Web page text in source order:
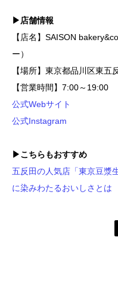
▶店舗情報
【店名】SAISON
ー）
【場所】東京都品川区東
【営業時間】7:00～19:00
公式Webサイト
公式Instagram
▶こちらもおすすめ
五反田の人気店「東京豆漿
に染みわたるおいしさとは